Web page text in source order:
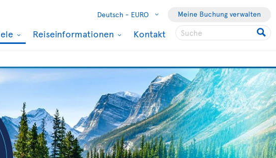
Deutsch - EURO Meine Buchung verwalten
Reiseinformationen Kontakt